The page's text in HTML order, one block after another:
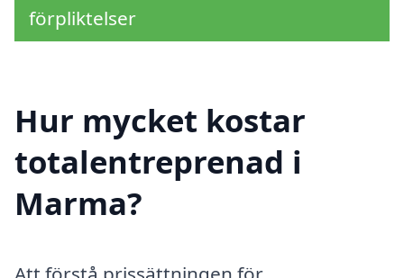
förpliktelser
Hur mycket kostar
totalentreprenad i
Marma?